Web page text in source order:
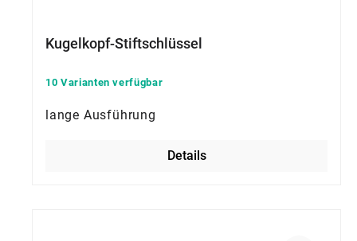
Kugelkopf-Stiftschlüssel
10 Varianten verfügbar
lange Ausführung
Details